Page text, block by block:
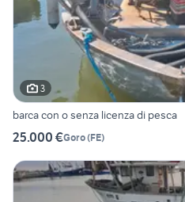
3
barca con o senza licenza di pesca
25.000 €Goro(FE)